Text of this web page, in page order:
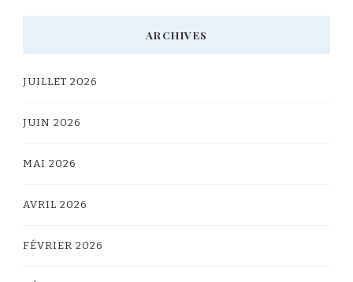
ARCHIVES
JUILLET 2026
JUIN 2026
MAI 2026
AVRIL 2026
FÉVRIER 2026